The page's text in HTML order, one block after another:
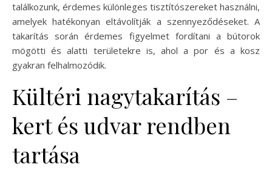
találkozunk, érdemes különleges tisztítószereket használni,
amelyek hatékonyan eltávolítják a szennyeződéseket. A
takarítás során érdemes figyelmet fordítani a bútorok
mögötti és alatti területekre is, ahol a por és a kosz
gyakran felhalmozódik.
Kültéri nagytakarítás –
kert és udvar rendben
tartása